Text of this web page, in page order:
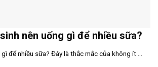
nên uống gì để nhiều sữa?
để nhiều sữa? Đây là thắc mắc của không ít ...